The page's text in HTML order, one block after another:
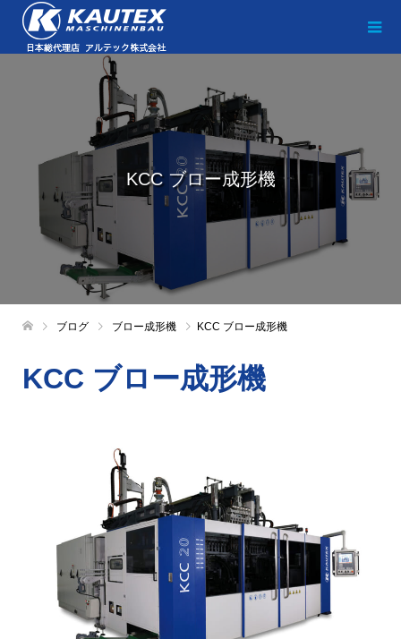
KCC ブロー成形機
ブログ ブロー成形機 KCC ブロー成形機
KCC ブロー成形機